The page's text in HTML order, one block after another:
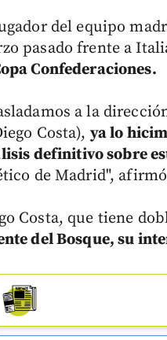
del equipo
pasado frente a
Confederaciones.
a la
Costa), ya lo
definitivo sobre
de Madrid",
Costa, que tiene
del Bosque, su